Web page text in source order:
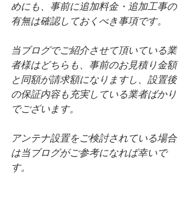
めにも、事前に追加料金・追加工事の
有無は確認しておくべき事項です。
当ブログでご紹介させて頂いている業
者様はどちらも、事前のお見積り金額
と同額が請求額になりますし、設置後
の保証内容も充実している業者ばかり
でございます。
アンテナ設置をご検討されている場合
は当ブログがご参考になれば幸いで
す。